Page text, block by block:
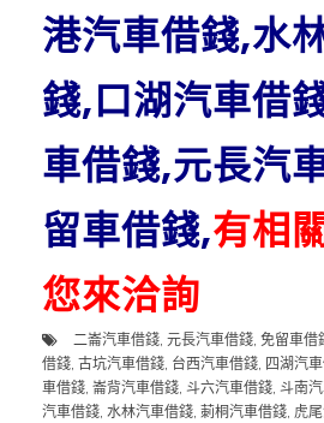
港汽車借錢,水
錢,口湖汽車借
車借錢,元長汽
留車借錢,有相
您來洽詢
二崙汽車借錢, 元長汽車借錢, 免留車借
借錢, 古坑汽車借錢, 台西汽車借錢, 四湖汽
車借錢, 崙背汽車借錢, 斗六汽車借錢, 斗南
汽車借錢, 水林汽車借錢, 莿桐汽車借錢, 虎